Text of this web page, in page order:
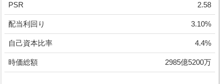
PSR 2.58
配当利回り 3.10%
自己資本比率 4.4%
時価総額 2985億5200万